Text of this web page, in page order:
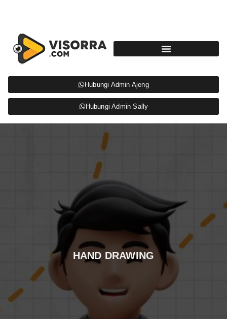
Hubungi Admin Ajeng
Hubungi Admin Sally
HAND DRAWING